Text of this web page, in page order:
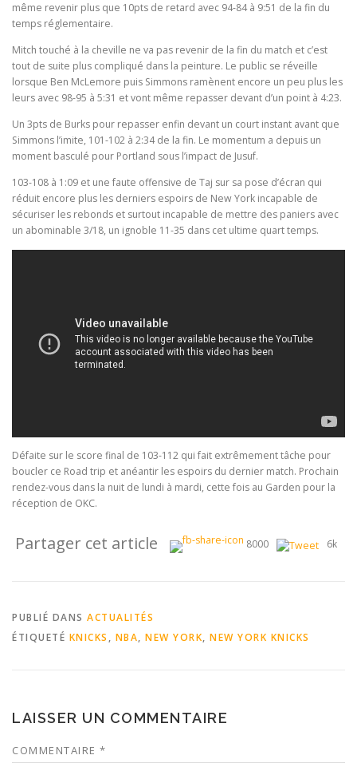
même revenir plus que 10pts de retard avec 94-84 à 9:51 de la fin du
temps réglementaire.
Mitch touché à la cheville ne va pas revenir de la fin du match et c’est
tout de suite plus compliqué dans la peinture. Le public se réveille
lorsque Ben McLemore puis Simmons ramènent encore un peu plus les
leurs avec 98-95 à 5:31 et vont même repasser devant d’un point à 4:23.
Un 3pts de Burks pour repasser enfin devant un court instant avant que
Simmons l’imite, 101-102 à 2:34 de la fin. Le momentum a depuis un
moment basculé pour Portland sous l’impact de Jusuf.
103-108 à 1:09 et une faute offensive de Taj sur sa pose d’écran qui
réduit encore plus les derniers espoirs de New York incapable de
sécuriser les rebonds et surtout incapable de mettre des paniers avec
un abominable 3/18, un ignoble 11-35 dans cet ultime quart temps.
Défaite sur le score final de 103-112 qui fait extrêmement tâche pour
boucler ce Road trip et anéantir les espoirs du dernier match. Prochain
rendez-vous dans la nuit de lundi à mardi, cette fois au Garden pour la
réception de OKC.
Partager cet article 8000 6k
PUBLIÉ DANS ACTUALITÉS
ÉTIQUETÉ KNICKS , NBA, NEW YORK, NEW YORK KNICKS
LAISSER UN COMMENTAIRE
COMMENTAIRE *